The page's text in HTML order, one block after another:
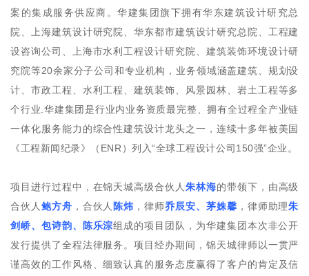
案的集成服务供应商。华建集团旗下拥有华东建筑设计研究总
院、上海建筑设计研究院、华东都市建筑设计研究总院、工程建
设咨询公司、上海市水利工程设计研究院、建筑装饰环境设计研
究院等20余家分子公司和专业机构，业务领域涵盖建筑、规划设
计、市政工程、水利工程、建筑装饰、风景园林、岩土工程等多
个行业.华建集团是行业内业务资质最完整、拥有全过程全产业链
一体化服务能力的综合性建筑设计龙头之一，连续十多年被美国
《工程新闻纪录》（ENR）列入“全球工程设计公司150强”企业。
项目进行过程中，在锦天城高级合伙人朱林海的带领下，由高级
合伙人 鲍方舟 ，合伙人 陈炜 ，律师乔辰安、茅姝馨 ，律师助理朱
剑峤、包诗韵、陈乐淙组成的项目团队，为华建集团本次非公开
发行提供了全程法律服务。项目经办期间，锦天城律师以一贯严
谨高效的工作风格、细致认真的服务态度赢得了客户的肯定及信